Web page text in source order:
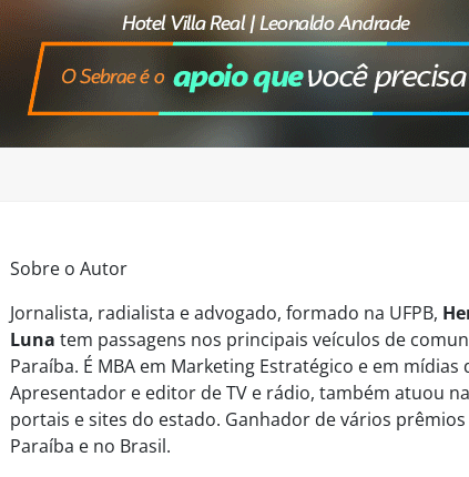
Sobre o Autor
Jornalista, radialista e advogado, formado na UFPB,
Luna tem passagens nos principais veículos de
Paraíba. É MBA em Marketing Estratégico e em mídias
Apresentador e editor de TV e rádio, também atuou
portais e sites do estado. Ganhador de vários
Paraíba e no Brasil.